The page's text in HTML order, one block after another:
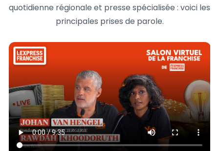
quotidienne régionale et presse spécialisée : voici les
principales prises de parole.